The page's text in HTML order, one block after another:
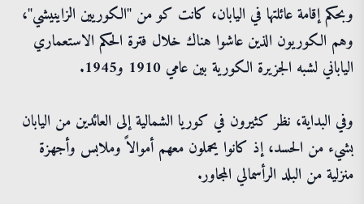
وبحكم إقامة عائلتها في اليابان، كانت كو من "الكوريين الزاينيشي"،
وهم الكوريون الذين عاشوا هناك خلال فترة الحكم الاستعماري
الياباني لشبه الجزيرة الكورية بين عامي 1910 و1945.
وفي البداية، نظر كثيرون في كوريا الشمالية إلى العائدين من اليابان
بشيء من الحسد، إذ كانوا يحملون معهم أموالاً وملابس وأجهزة
منزلية من البلد الرأسمالي المجاور.